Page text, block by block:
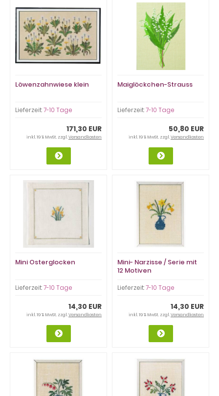
Löwenzahnwiese klein
Lieferzeit:7-10 Tage
171,30 EUR
inkl. 19 % MwSt. zzgl.Versandkosten
Maiglöckchen-Strauss
Lieferzeit:7-10 Tage
50,80 EUR
inkl. 19 % MwSt. zzgl.Versandkosten
Mini Osterglocken
Lieferzeit:7-10 Tage
14,30 EUR
inkl. 19 % MwSt. zzgl.Versandkosten
Mini- Narzisse / Serie mit
12 Motiven
Lieferzeit:7-10 Tage
14,30 EUR
inkl. 19 % MwSt. zzgl.Versandkosten